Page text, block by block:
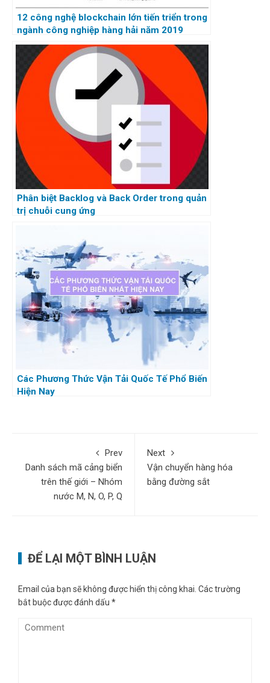
12 công nghệ blockchain lớn tiến triển trong
ngành công nghiệp hàng hải năm 2019
Phân biệt Backlog và Back Order trong quản
trị chuỗi cung ứng
Các Phương Thức Vận Tải Quốc Tế Phổ Biến
Hiện Nay
Prev
Danh sách mã cảng biển
trên thế giới – Nhóm
nước M, N, O, P, Q
Next
Vận chuyển hàng hóa
bằng đường sắt
ĐỂ LẠI MỘT BÌNH LUẬN
Email của bạn sẽ không được hiển thị công khai. Các trường
bắt buộc được đánh dấu *